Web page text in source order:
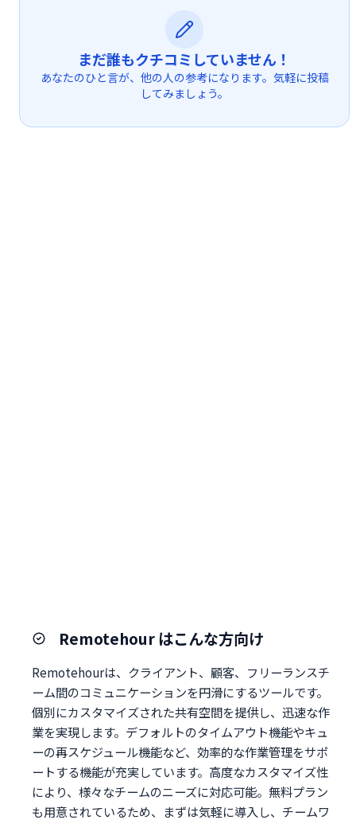
まだ誰もクチコミしていません！
あなたのひと言が、他の人の参考になります。気軽に投稿
してみましょう。
Remotehour はこんな方向け
Remotehourは、クライアント、顧客、フリーランスチ
ーム間のコミュニケーションを円滑にするツールです。
個別にカスタマイズされた共有空間を提供し、迅速な作
業を実現します。デフォルトのタイムアウト機能やキュ
ーの再スケジュール機能など、効率的な作業管理をサポ
ートする機能が充実しています。高度なカスタマイズ性
により、様々なチームのニーズに対応可能。無料プラン
も用意されているため、まずは気軽に導入し、チームワ